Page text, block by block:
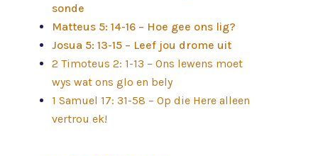
sonde
Matteus 5: 14-16 – Hoe gee ons lig?
Josua 5: 13-15 – Leef jou drome uit
2 Timoteus 2: 1-13 – Ons lewens moet
wys wat ons glo en bely
1 Samuel 17: 31-58 – Op die Here alleen
vertrou ek!